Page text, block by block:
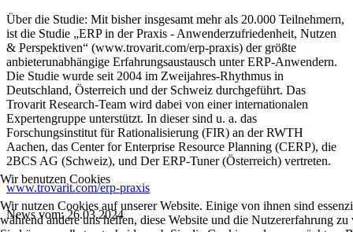
Über die Studie: Mit bisher insgesamt mehr als 20.000 Teilnehmern,
ist die Studie „ERP in der Praxis - Anwenderzufriedenheit, Nutzen
& Perspektiven“ (www.trovarit.com/erp-praxis) der größte
anbieterunabhängige Erfahrungsaustausch unter ERP-Anwendern.
Die Studie wurde seit 2004 im Zweijahres-Rhythmus in
Deutschland, Österreich und der Schweiz durchgeführt. Das
Trovarit Research-Team wird dabei von einer internationalen
Expertengruppe unterstützt. In dieser sind u. a. das
Forschungsinstitut für Rationalisierung (FIR) an der RWTH
Aachen, das Center for Enterprise Resource Planning (CERP), die
2BCS AG (Schweiz), und Der ERP-Tuner (Österreich) vertreten.
www.trovarit.com/erp-praxis
News vom: 26.03.2024
Wir benutzen Cookies
Wir nutzen Cookies auf unserer Website. Einige von ihnen sind
während andere uns helfen, diese Website und die Nutzererfahrung